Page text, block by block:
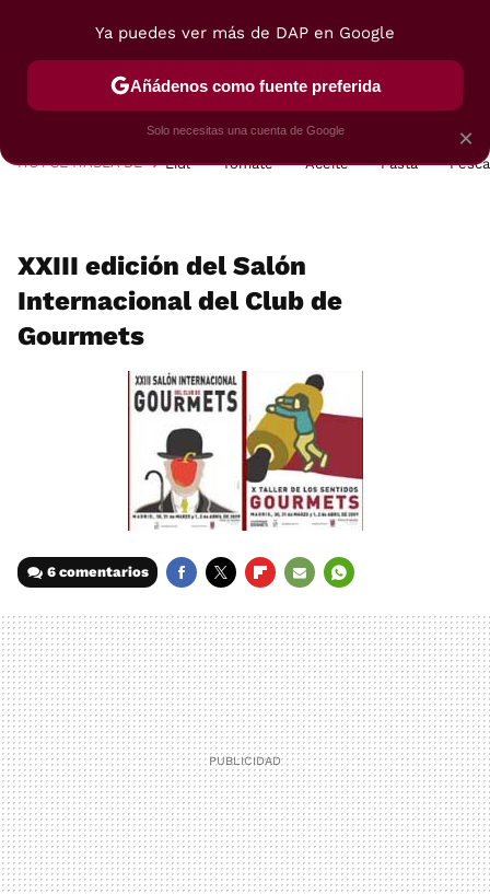
POSTRES VIAJES SELECCIÓN VEGUI
HOY SE HABLA DE Lidl Tomate Aceite Pasta
XXIII edición del Salón
Internacional del Club de
Gourmets
6 comentarios
MAIL
×
Ya puedes ver más de DAP en Google
Añádenos como fuente preferida
Solo necesitas una cuenta de Google